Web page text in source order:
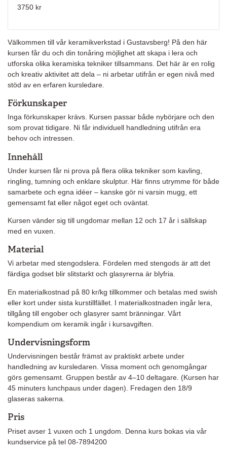
Välkommen till vår keramikverkstad i Gustavsberg! På den här
kursen får du och din tonåring möjlighet att skapa i lera och
utforska olika keramiska tekniker tillsammans. Det här är en rolig
och kreativ aktivitet att dela – ni arbetar utifrån er egen nivå med
stöd av en erfaren kursledare.
Förkunskaper
Inga förkunskaper krävs. Kursen passar både nybörjare och den
som provat tidigare. Ni får individuell handledning utifrån era
behov och intressen.
Innehåll
Under kursen får ni prova på flera olika tekniker som kavling,
ringling, tumning och enklare skulptur. Här finns utrymme för både
samarbete och egna idéer – kanske gör ni varsin mugg, ett
gemensamt fat eller något eget och oväntat.
Kursen vänder sig till ungdomar mellan 12 och 17 år i sällskap
med en vuxen.
Material
Vi arbetar med stengodslera. Fördelen med stengods är att det
färdiga godset blir slitstarkt och glasyrerna är blyfria.
En materialkostnad på 80 kr/kg tillkommer och betalas med swish
eller kort under sista kurstillfället. I materialkostnaden ingår lera,
tillgång till engober och glasyrer samt bränningar. Vårt
kompendium om keramik ingår i kursavgiften.
Undervisningsform
Undervisningen består främst av praktiskt arbete under
handledning av kursledaren. Vissa moment och genomgångar
görs gemensamt. Gruppen består av 4–10 deltagare. (Kursen har
45 minuters lunchpaus under dagen). Fredagen den 18/9
glaseras sakerna.
Pris
Priset avser 1 vuxen och 1 ungdom. Denna kurs bokas via vår
kundservice på tel 08-7894200
3750 kr